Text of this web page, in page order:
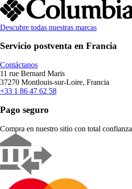
Descubre todas nuestras marcas
Servicio postventa en Francia
Contáctanos
11 rue Bernard Maris
37270 Montlouis-sur-Loire, Francia
+33 1 86 47 62 58
Pago seguro
Compra en nuestro sitio con total confianza